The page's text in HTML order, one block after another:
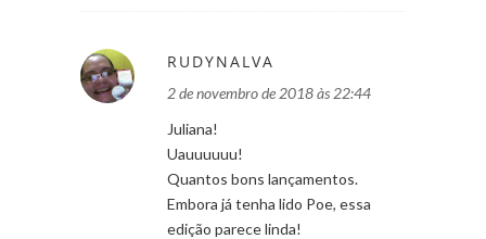
RUDYNALVA
2 de novembro de 2018 às 22:44
Juliana!
Uauuuuuu!
Quantos bons lançamentos.
Embora já tenha lido Poe, essa
edição parece linda!